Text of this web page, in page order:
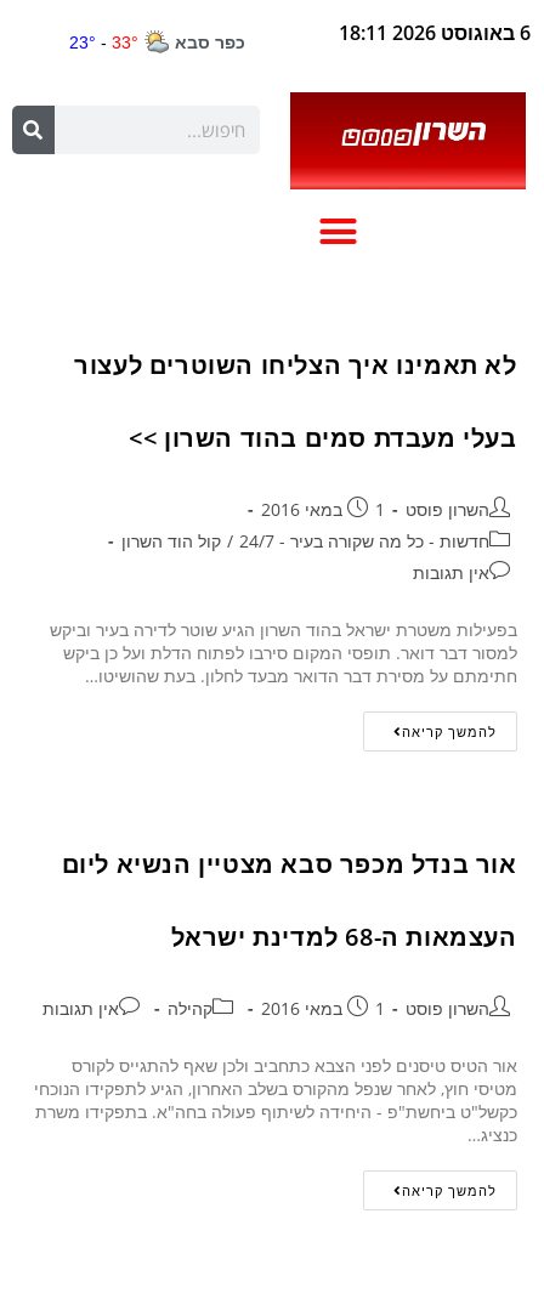
6 באוגוסט 2026 18:11
לא תאמינו איך הצליחו השוטרים לעצור
בעלי מעבדת סמים בהוד השרון >>
השרון פוסט
1 במאי 2016
חדשות - כל מה שקורה בעיר - 24/7
/ קול הוד השרון
אין תגובות
בפעילות משטרת ישראל בהוד השרון הגיע שוטר לדירה בעיר וביקש
למסור דבר דואר. תופסי המקום סירבו לפתוח הדלת ועל כן ביקש
חתימתם על מסירת דבר הדואר מבעד לחלון. בעת שהושיטו…
להמשך קריאה
אור בנדל מכפר סבא מצטיין הנשיא ליום
העצמאות ה-68 למדינת ישראל
השרון פוסט 1 במאי 2016 קהילה אין תגובות
אור הטיס טיסנים לפני הצבא כתחביב ולכן שאף להתגייס לקורס
מטיסי חוץ, לאחר שנפל מהקורס בשלב האחרון, הגיע לתפקידו הנוכחי
כקשל"ט ביחשת"פ - היחידה לשיתוף פעולה בחה"א. בתפקידו משרת
כנציג…
להמשך קריאה